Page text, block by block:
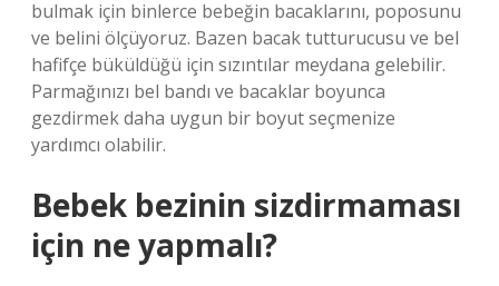
bulmak için binlerce bebeğin bacaklarını, poposunu
ve belini ölçüyoruz. Bazen bacak tutturucusu ve bel
hafifçe büküldüğü için sızıntılar meydana gelebilir.
Parmağınızı bel bandı ve bacaklar boyunca
gezdirmek daha uygun bir boyut seçmenize
yardımcı olabilir.
Bebek bezinin sizdirmaması
için ne yapmalı?